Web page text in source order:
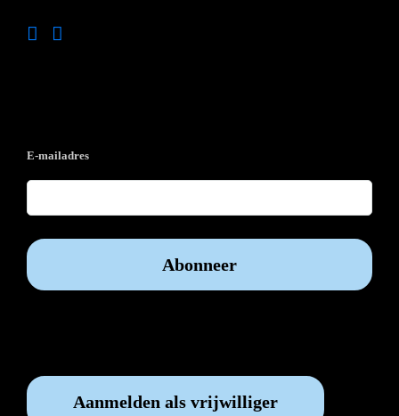
E-mailadres
Aanmelden als vrijwilliger